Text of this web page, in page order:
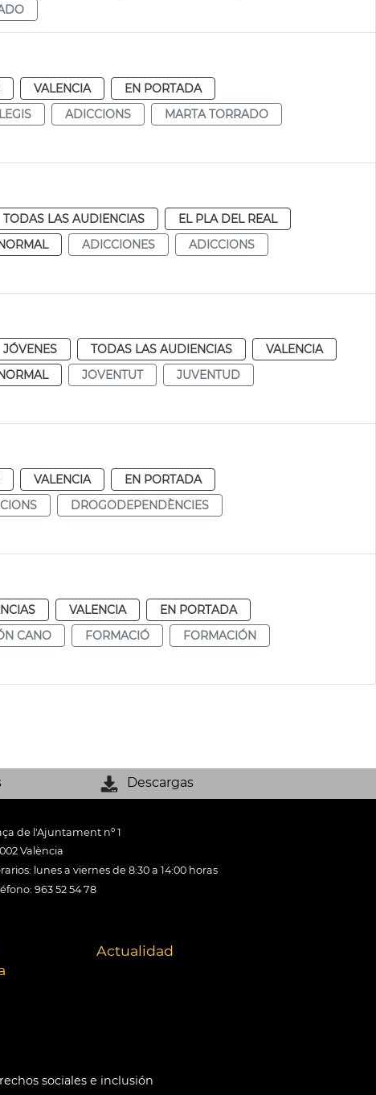
VALENCIA
EN PORTADA
ADICCIONS
MARTA TORRADO
TODAS LAS AUDIENCIAS
EL PLA DEL REAL
ADICCIONES
ADICCIONS
JÓVENES TODAS LAS AUDIENCIAS
VALENCIA
JOVENTUT
JUVENTUD
VALENCIA
EN PORTADA
DROGODEPENDÈNCIES
VALENCIA
EN PORTADA
CANO FORMACIÓ
FORMACIÓN
Descargas
de l'Ajuntament nº 1
València
lunes a viernes de 8:30 a 14:00 horas
963 52 54 78
Actualidad
sociales e inclusión